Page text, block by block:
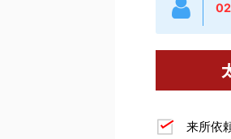
来所依